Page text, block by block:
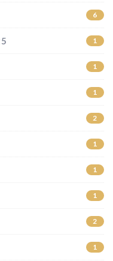
6
1
1
1
2
1
1
1
2
1